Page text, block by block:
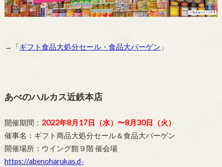
→「ギフト食品大処分セール・食品大バーゲン 」
あべのハルカス近鉄本店
開催期間： 2022年8月17日（水）〜8月30日（火）
催事名：ギフト商品大処分セール＆食品大バーゲン
開催場所：ウイング館９階 催会場
https://abenoharukas.d-